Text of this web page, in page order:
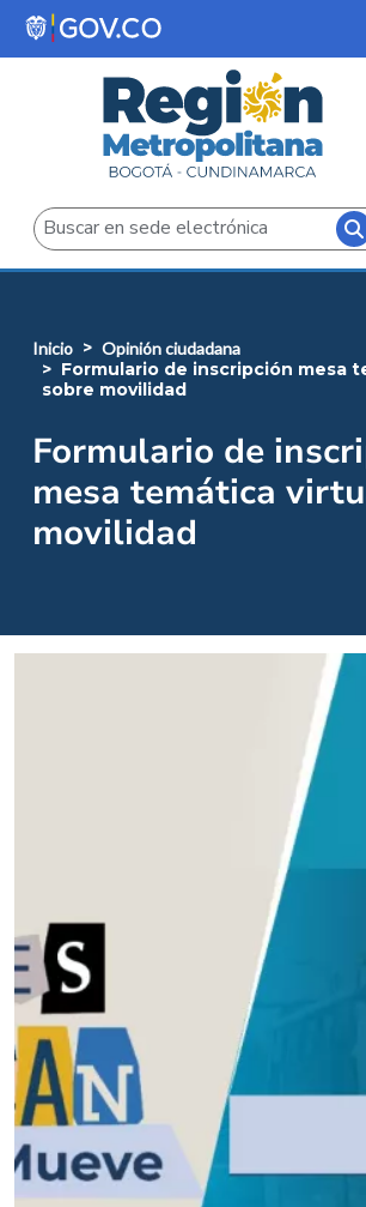
Pasar al contenido principal
Buscar
inicio opinión ciudadana
formulario de inscripción mesa temática virtual
sobre movilidad
Formulario de
mesa temática
movilidad